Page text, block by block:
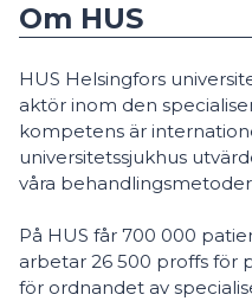
Om HUS
HUS Helsingfors
aktör inom den
kompetens är
universitetssjukhus
våra
På HUS får 700 000
arbetar 26 500 proffs för
för ordnandet av